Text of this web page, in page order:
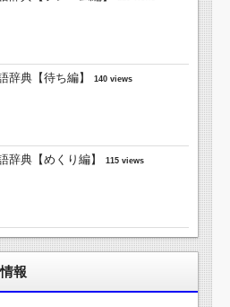
辞典【待ち編】 140 views
辞典【めくり編】 115 views
報